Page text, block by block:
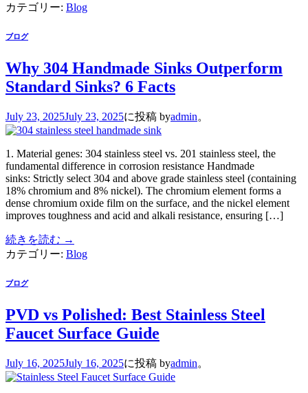
カテゴリー: Blog
ブログ
Why 304 Handmade Sinks Outperform
Standard Sinks? 6 Facts
July 23, 2025July 23, 2025に投稿 byadmin。
1. Material genes: 304 stainless steel vs. 201 stainless steel, the
fundamental difference in corrosion resistance Handmade
sinks: Strictly select 304 and above grade stainless steel (containing
18% chromium and 8% nickel). The chromium element forms a
dense chromium oxide film on the surface, and the nickel element
improves toughness and acid and alkali resistance, ensuring […]
続きを読む →
カテゴリー: Blog
ブログ
PVD vs Polished: Best Stainless Steel
Faucet Surface Guide
July 16, 2025July 16, 2025に投稿 byadmin。